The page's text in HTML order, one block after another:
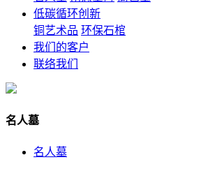
低碳循环创新
铜艺术品 环保石棺
我们的客户
联络我们
名人墓
名人墓